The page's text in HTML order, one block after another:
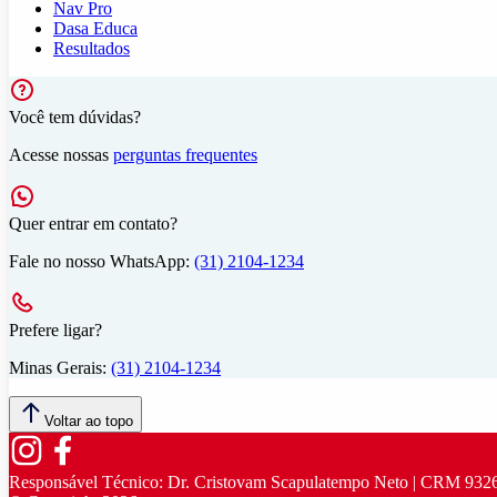
Nav Pro
Dasa Educa
Resultados
Você tem dúvidas?
Acesse nossas perguntas frequentes
Quer entrar em contato?
Fale no nosso WhatsApp: (31) 2104-1234
Prefere ligar?
Minas Gerais: (31) 2104-1234
Voltar ao topo
Responsável Técnico: Dr. Cristovam Scapulatempo Neto | CRM